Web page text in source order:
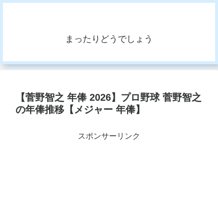
まったりどうでしょう
【菅野智之 年俸 2026】プロ野球 菅野智之
の年俸推移【メジャー 年俸】
スポンサーリンク